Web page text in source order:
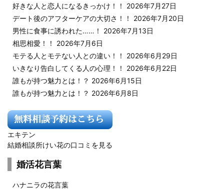
好きな人と恋人になるきっかけ！！
2026年7月27日
デート後のアフターケアの大切さ！！
2026年7月20日
男性に食事に誘われた……！
2026年7月13日
相思相愛！！
2026年7月6日
モテる人とモテない人との違い！！
2026年6月29日
いきなり告白してくる人の心理！！
2026年6月22日
誰もが持つ魅力とは！？ 2026年6月15日
誰もが持つ魅力とは！？ 2026年6月8日
エキテン
結婚相談所けい花の口コミを見る
婚活花言葉
ハナニラの花言葉